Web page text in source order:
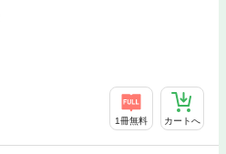
1冊無料 カートへ